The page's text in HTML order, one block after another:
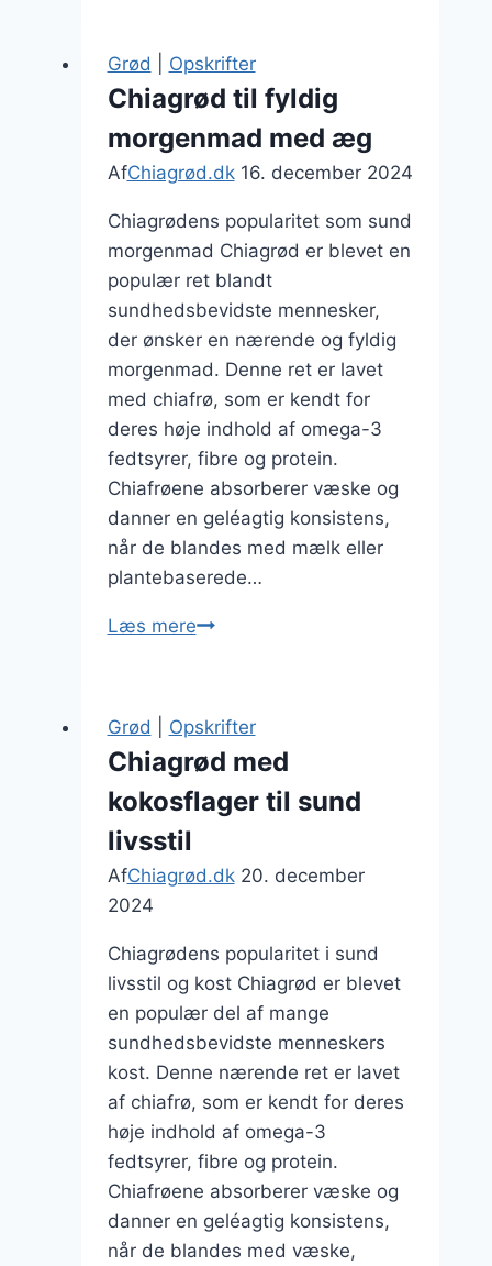
nødder
Grød Opskrifter
Chiagrød til fyldig
morgenmad med æg
AfChiagrød.dk 16. december 2024
Chiagrødens popularitet som sund
morgenmad Chiagrød er blevet en
populær ret blandt
sundhedsbevidste mennesker,
der ønsker en nærende og fyldig
morgenmad. Denne ret er lavet
med chiafrø, som er kendt for
deres høje indhold af omega-3
fedtsyrer, fibre og protein.
Chiafrøene absorberer væske og
danner en geléagtig konsistens,
når de blandes med mælk eller
plantebaserede…
Læs mereChiagrød
med
æg
Grød Opskrifter
Chiagrød med
kokosflager til sund
livsstil
AfChiagrød.dk 20. december
2024
Chiagrødens popularitet i sund
livsstil og kost Chiagrød er blevet
en populær del af mange
sundhedsbevidste menneskers
kost. Denne nærende ret er lavet
af chiafrø, som er kendt for deres
høje indhold af omega-3
fedtsyrer, fibre og protein.
Chiafrøene absorberer væske og
danner en geléagtig konsistens,
når de blandes med væske,